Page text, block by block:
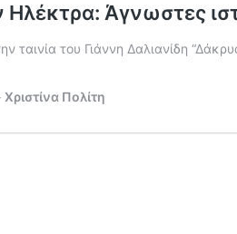
Ηλέκτρα: Άγνωστες
ταινία του Γιάννη Δαλιανίδη
Πολίτη